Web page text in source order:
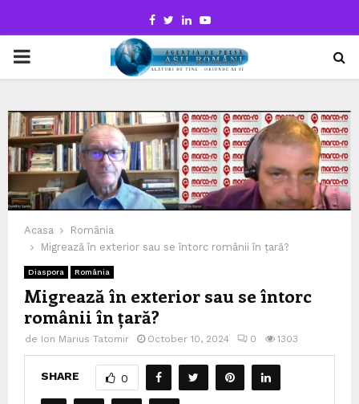
Facebook
TwitterLinkedinYoutube
PRIMARY
Acasa
România
Migrează în exterior sau se întorc românii în țară?
Diaspora România
Migrează în exterior sau se întorc
românii în țară?
de Ion Marius Tatomir October 10, 2024 0 1303
SHARE 0